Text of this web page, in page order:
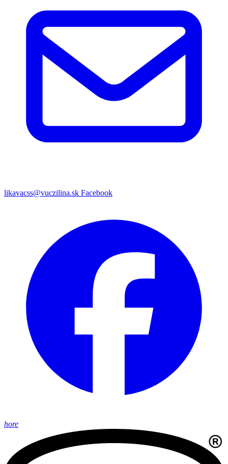
likavacss@vuczilina.sk Facebook
hore